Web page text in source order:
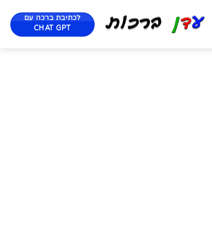
לכתיבת ברכה עם
CHAT GPT